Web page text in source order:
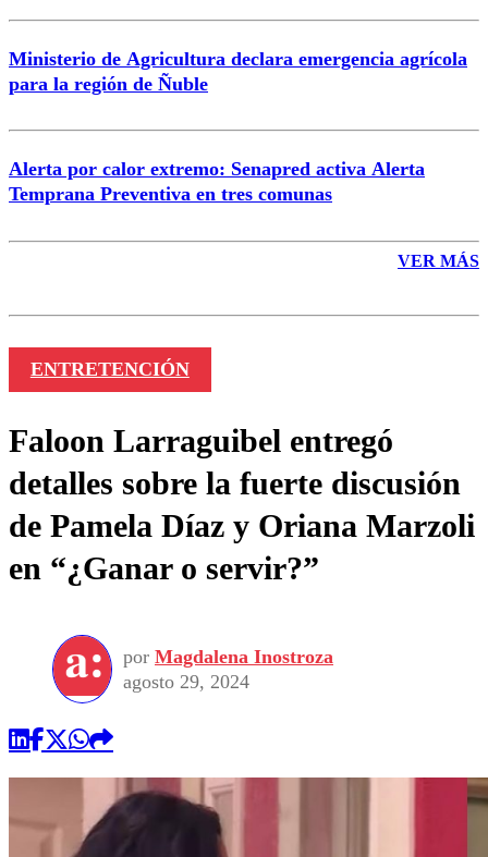
Ministerio de Agricultura declara emergencia agrícola
para la región de Ñuble
Alerta por calor extremo: Senapred activa Alerta
Temprana Preventiva en tres comunas
VER MÁS
ENTRETENCIÓN
Faloon Larraguibel entregó
detalles sobre la fuerte discusión
de Pamela Díaz y Oriana Marzoli
en “¿Ganar o servir?”
por Magdalena Inostroza
agosto 29, 2024